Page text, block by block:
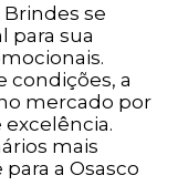
se
para sua
condições, a
mercado por
mais
a Osasco